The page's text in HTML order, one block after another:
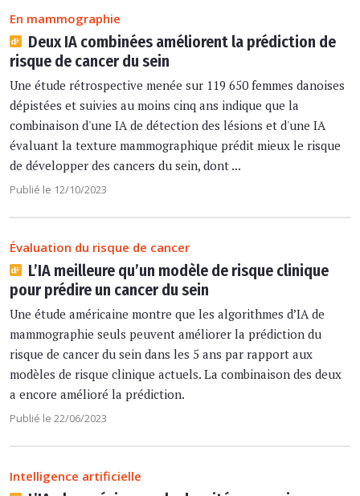
En mammographie
Deux IA combinées améliorent la prédiction de
risque de cancer du sein
Une étude rétrospective menée sur 119 650 femmes danoises
dépistées et suivies au moins cinq ans indique que la
combinaison d'une IA de détection des lésions et d'une IA
évaluant la texture mammographique prédit mieux le risque
de développer des cancers du sein, dont ...
Publié le 12/10/2023
Évaluation du risque de cancer
L’IA meilleure qu’un modèle de risque clinique
pour prédire un cancer du sein
Une étude américaine montre que les algorithmes d’IA de
mammographie seuls peuvent améliorer la prédiction du
risque de cancer du sein dans les 5 ans par rapport aux
modèles de risque clinique actuels. La combinaison des deux
a encore amélioré la prédiction.
Publié le 22/06/2023
Intelligence artificielle